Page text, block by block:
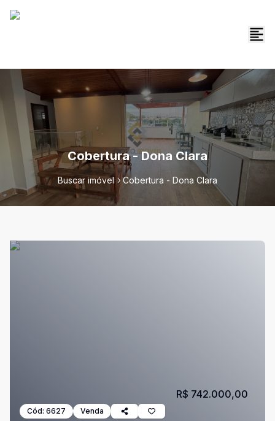
Cobertura - Dona Clara
Buscar imóvel Cobertura - Dona Clara
Cód: 6627 Venda
R$ 742.000,00